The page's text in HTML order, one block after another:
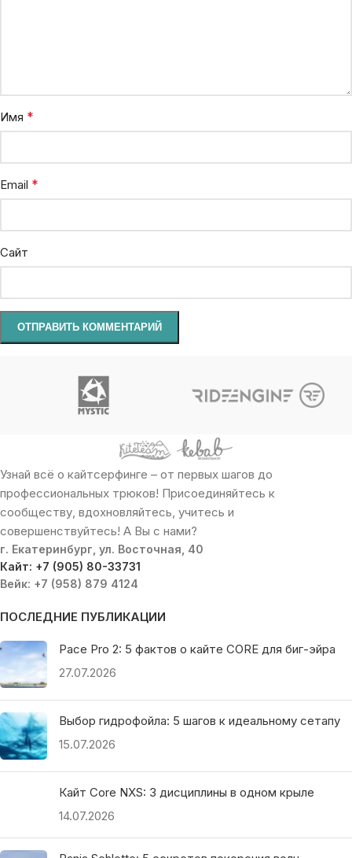
Имя *
Email *
Сайт
Узнай всё о кайтсерфинге – от первых шагов до
профессиональных трюков! Присоединяйтесь к
сообществу, вдохновляйтесь, учитесь и
совершенствуйтесь! А Вы с нами?
г. Екатеринбург, ул. Восточная, 40
Кайт: +7 (905) 80-33731
Вейк: +7 (958) 879 4124
ПОСЛЕДНИЕ ПУБЛИКАЦИИ
Pace Pro 2: 5 фактов о кайте CORE для биг-эйра
27.07.2026
Выбор гидрофойла: 5 шагов к идеальному сетапу
15.07.2026
Кайт Core NXS: 3 дисциплины в одном крыле
14.07.2026